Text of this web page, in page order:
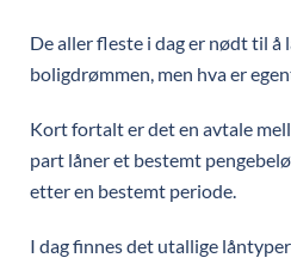
De aller fleste i dag er nødt til å
boligdrømmen, men hva er
Kort fortalt er det en avtale
part låner et bestemt
etter en bestemt periode.
I dag finnes det utallige